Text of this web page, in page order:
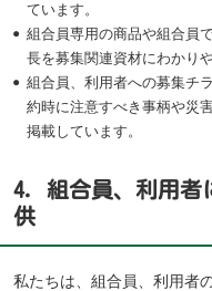
ています。
組合員専用の商品や組合員
長を募集関連資材にわかり
組合員、利用者への募集チ
約時に注意すべき事柄や災
掲載しています。
4．組合員、利用者
供
私たちは、組合員、利用者